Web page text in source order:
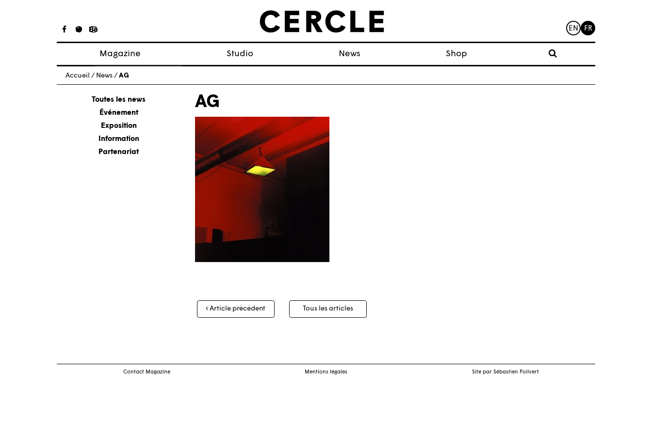
EN FR
Magazine
Articles
À propos
Numéros
Studio News Shop
Accueil / News / AG
Toutes les news
Événement
Exposition
Information
Partenariat
AG
Navigation
des
Article précédent Tous les articles
Contact Magazine Mentions légales Site par Sébastien Poilvert